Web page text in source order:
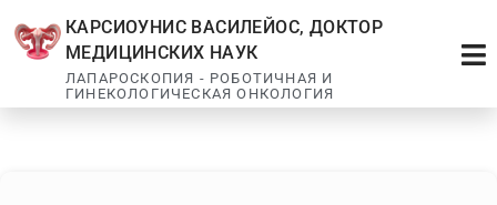
КАРСИОУНИС ВАСИЛЕЙОС, ДОКТОР
МЕДИЦИНСКИХ НАУК
ЛАПАРОСКОПИЯ - РОБОТИЧНАЯ И
ГИНЕКОЛОГИЧЕСКАЯ ОНКОЛОГИЯ